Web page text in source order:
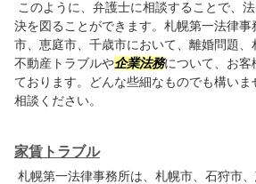
このように、弁護士に相談することで、
決を図ることができます。札幌第一法律
市、恵庭市、千歳市において、離婚問題、
不動産トラブルや企業法務について、お客
ております。どんな些細なものでも構い
相談ください。
家賃トラブル
札幌第一法律事務所は、札幌市、石狩市